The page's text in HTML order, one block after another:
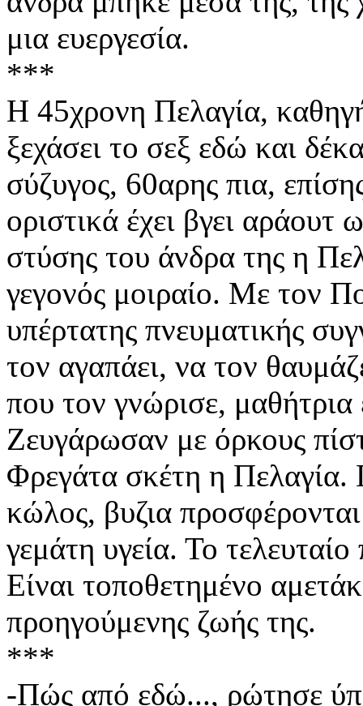
μια ευεργεσία.
***
Η 45χρονη Πελαγία,
ξεχάσει το σεξ εδώ και
σύζυγος, 60αρης πια,
οριστικά έχει βγει
στύσης του άνδρα της η
γεγονός μοιραίο. Με τον
υπέρτατης πνευματικής
τον αγαπάει, να τον
που τον γνώρισε,
Ζευγάρωσαν με όρκους
Φρεγάτα σκέτη η Πελαγία.
κώλος, βυζια
γεμάτη υγεία. Το
Είναι τοποθετημένο
προηγούμενης ζωής της.
***
-Πώς από εδώ..., ρώτησε